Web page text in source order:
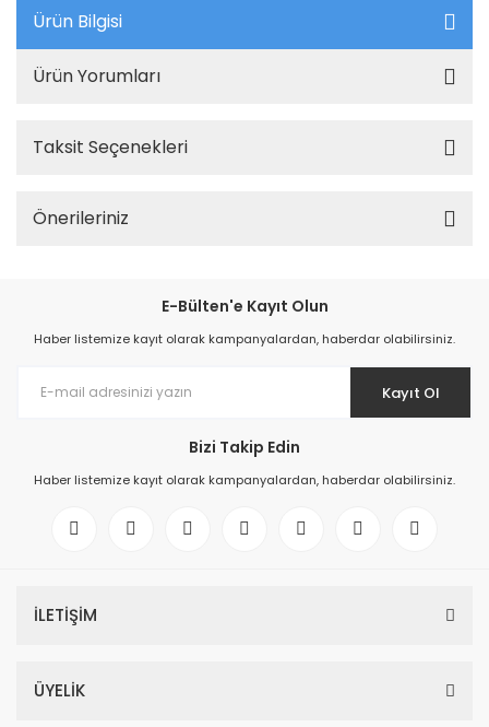
Ürün Bilgisi
Ürün Yorumları
Taksit Seçenekleri
Önerileriniz
E-Bülten'e Kayıt Olun
Haber listemize kayıt olarak kampanyalardan, haberdar olabilirsiniz.
Kayıt Ol
Bizi Takip Edin
Haber listemize kayıt olarak kampanyalardan, haberdar olabilirsiniz.
İLETİŞİM
ÜYELİK